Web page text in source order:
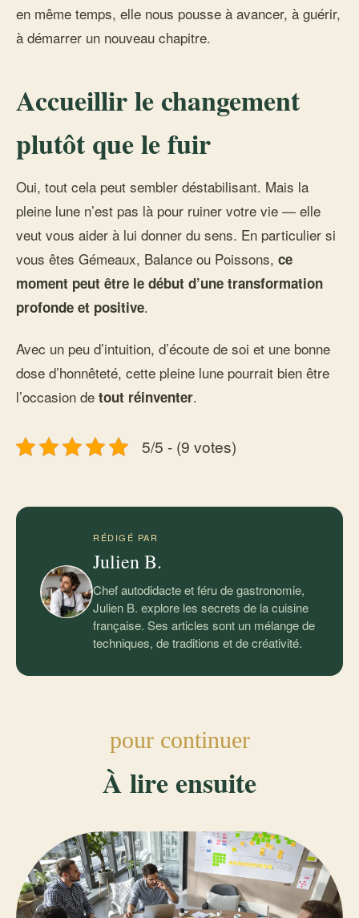
en même temps, elle nous pousse à avancer, à guérir,
à démarrer un nouveau chapitre.
Accueillir le changement
plutôt que le fuir
Oui, tout cela peut sembler déstabilisant. Mais la
pleine lune n’est pas là pour ruiner votre vie — elle
veut vous aider à lui donner du sens. En particulier si
vous êtes Gémeaux, Balance ou Poissons, ce
moment peut être le début d’une transformation
profonde et positive.
Avec un peu d’intuition, d’écoute de soi et une bonne
dose d’honnêteté, cette pleine lune pourrait bien être
l’occasion de tout réinventer.
5/5 - (9 votes)
RÉDIGÉ PAR
Julien B.
Chef autodidacte et féru de gastronomie,
Julien B. explore les secrets de la cuisine
française. Ses articles sont un mélange de
techniques, de traditions et de créativité.
pour continuer
À lire ensuite